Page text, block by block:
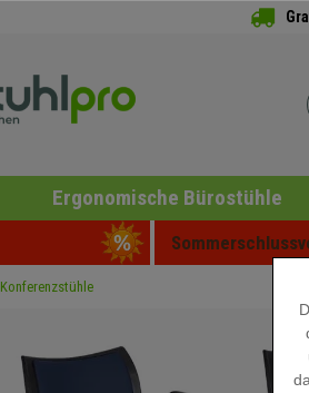
Ergonomische Bürostühle
Konferenzstühle